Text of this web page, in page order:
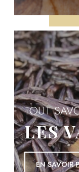
TOUT
LES
EN SAVOIR